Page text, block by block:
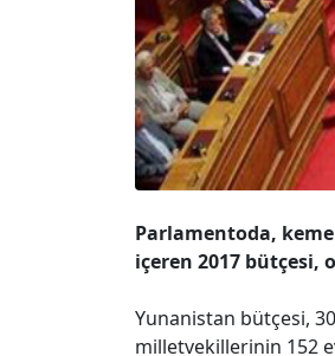
Parlamentoda,
içeren 2017 bütçesi,
Yunanistan bütçesi,
milletvekillerinin 152